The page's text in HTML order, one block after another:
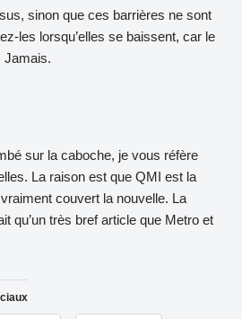
sinon que ces barrières ne sont
les lorsqu’elles se baissent, car le
Jamais.
sur la caboche, je vous réfère
La raison est que QMI est la
couvert la nouvelle. La
qu’un très bref article que Metro et